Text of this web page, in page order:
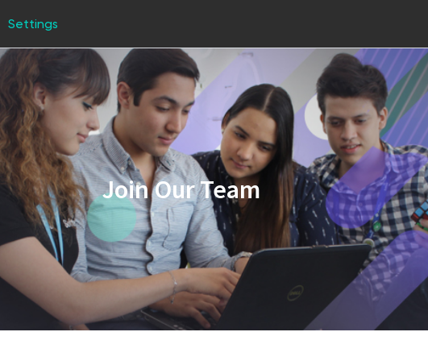
Settings
Join Our Team